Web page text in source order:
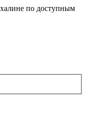
по доступным